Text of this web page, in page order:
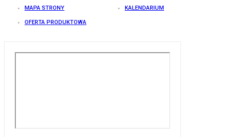
MAPA STRONY KALENDARIUM
OFERTA PRODUKTOWA